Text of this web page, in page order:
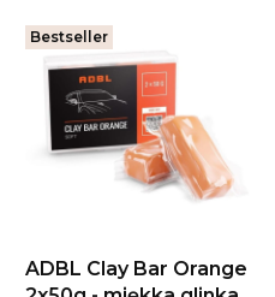
Bestseller
ADBL Clay Bar Orange